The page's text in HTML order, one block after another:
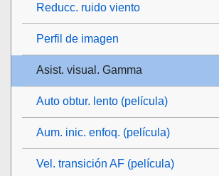
Reducc. ruido viento
Perfil de imagen
Asist. visual. Gamma
Auto obtur. lento (película)
Aum. inic. enfoq. (película)
Vel. transición AF (película)